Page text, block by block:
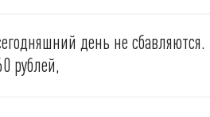
день не сбавляются.
рублей,